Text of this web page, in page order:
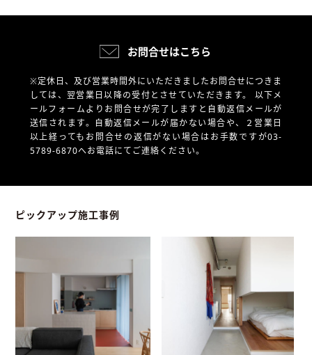
お問合せはこちら
※定休日、及び営業時間外にいただきましたお問合せにつきま
しては、翌営業日以降の受付とさせていただきます。 以下メ
ールフォームよりお問合せが完了しますと自動返信メールが
送信されます。自動返信メールが届かない場合や、
２営業日
以上経ってもお問合せの返信がない場合はお手数ですが03-
5789-6870へお電話にてご連絡ください。
ピックアップ施工事例